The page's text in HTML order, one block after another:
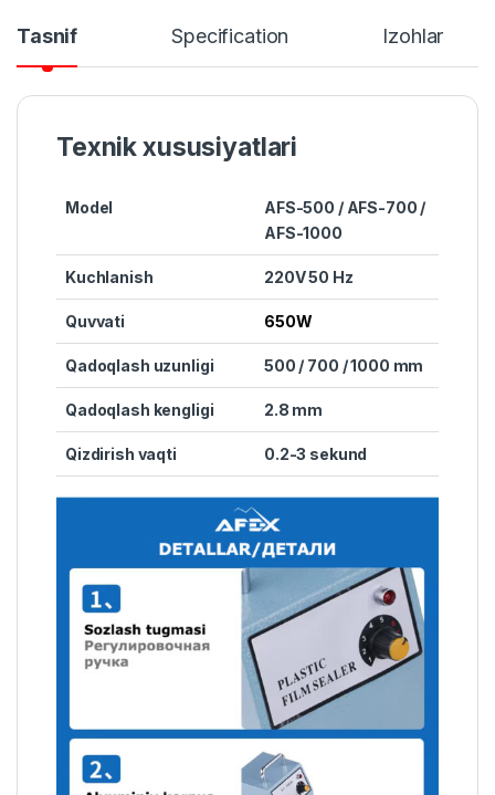
Tasnif Specification Izohlar
Texnik xususiyatlari
Model
AFS-500 / AFS-700 /
AFS-1000
Kuchlanish 220V 50 Hz
Quvvati 650W
Qadoqlash uzunligi 500 / 700 / 1000 mm
Qadoqlash kengligi 2.8 mm
Qizdirish vaqti 0.2-3 sekund